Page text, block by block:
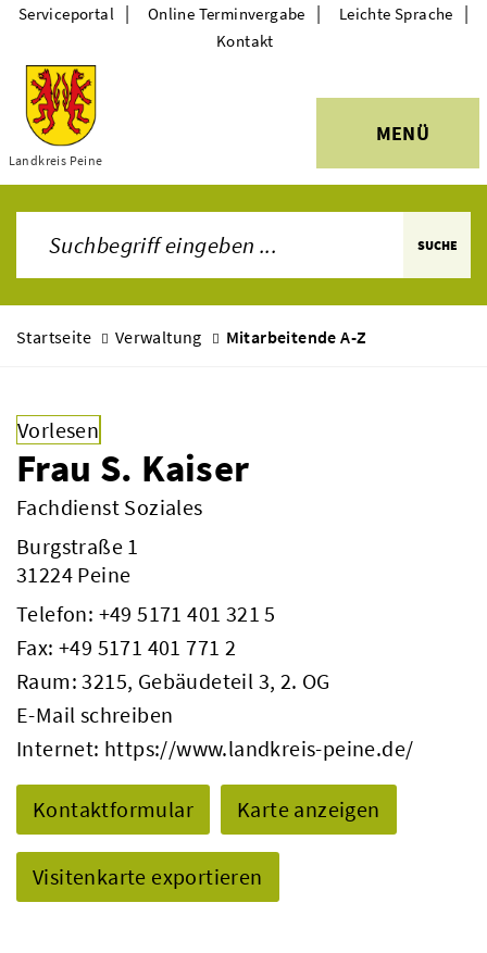
Themen
Landkreis Peine
MENÜ
Serviceportal | Online Terminvergabe | Leichte Sprache |
Kontakt
SUCHE
Startseite Verwaltung Mitarbeitende A-Z
Vorlesen
Frau S. Kaiser
Fachdienst Soziales
Burgstraße 1
31224 Peine
Telefon: +49 5171 401 321 5
Fax: +49 5171 401 771 2
Raum: 3215, Gebäudeteil 3, 2. OG
E-Mail schreiben
Internet: https://www.landkreis-peine.de/
Kontaktformular Karte anzeigen
Visitenkarte exportieren